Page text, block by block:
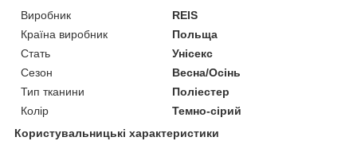
Виробник
REIS
Країна виробник
Польща
Стать
Унісекс
Сезон
Весна/Осінь
Тип тканини
Поліестер
Колір
Темно-сірий
Користувальницькі характеристики